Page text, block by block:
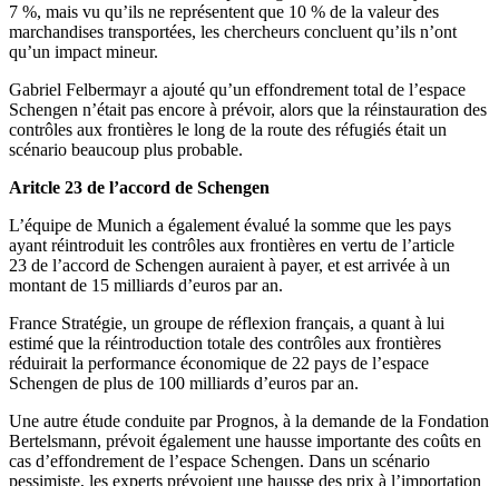
7 %, mais vu qu’ils ne représentent que 10 % de la valeur des
marchandises transportées, les chercheurs concluent qu’ils n’ont
qu’un impact mineur.
Gabriel Felbermayr a ajouté qu’un effondrement total de l’espace
Schengen n’était pas encore à prévoir, alors que la réinstauration des
contrôles aux frontières le long de la route des réfugiés était un
scénario beaucoup plus probable.
Aritcle 23 de l’accord de Schengen
L’équipe de Munich a également évalué la somme que les pays
ayant réintroduit les contrôles aux frontières en vertu de l’article
23 de l’accord de Schengen auraient à payer, et est arrivée à un
montant de 15 milliards d’euros par an.
France Stratégie, un groupe de réflexion français, a quant à lui
estimé que la réintroduction totale des contrôles aux frontières
réduirait la performance économique de 22 pays de l’espace
Schengen de plus de 100 milliards d’euros par an.
Une autre étude conduite par Prognos, à la demande de la Fondation
Bertelsmann, prévoit également une hausse importante des coûts en
cas d’effondrement de l’espace Schengen. Dans un scénario
pessimiste, les experts prévoient une hausse des prix à l’importation